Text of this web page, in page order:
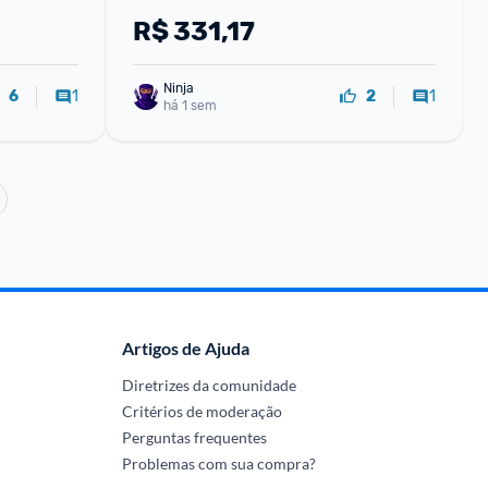
6 1
R$331,17
há 1 sem
2 1
Artigos de Ajuda
Diretrizes da comunidade
Critérios de moderação
Perguntas frequentes
Problemas com sua compra?